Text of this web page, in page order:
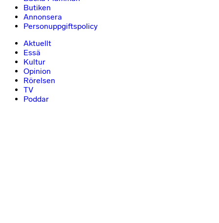
Butiken
Annonsera
Personuppgiftspolicy
Aktuellt
Essä
Kultur
Opinion
Rörelsen
TV
Poddar